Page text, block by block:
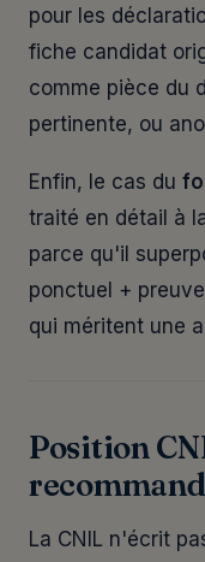
pour les
fiche candidat
comme pièce du
pertinente, ou
Enfin, le cas du
traité en détail à
parce qu'il
ponctuel +
qui méritent une
Position
La CNIL n'écrit